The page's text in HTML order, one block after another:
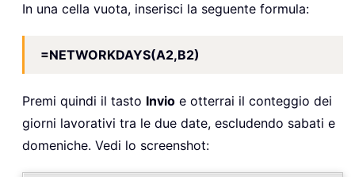
In una cella vuota, inserisci la seguente formula:
=NETWORKDAYS(A2,B2)
Premi quindi il tasto Invio e otterrai il conteggio dei
giorni lavorativi tra le due date, escludendo sabati e
domeniche. Vedi lo screenshot: